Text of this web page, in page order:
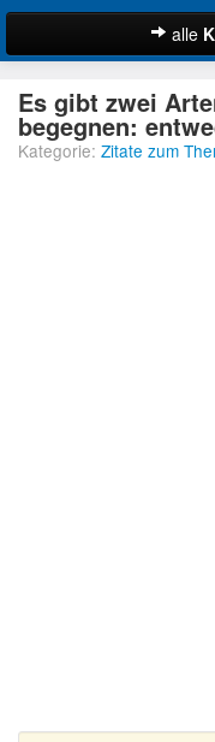
alle
Bibelzitate
Lustige Zitate
Zitate Reisen
Es gibt zwei
begegnen:
Kategorie: Zitate zum